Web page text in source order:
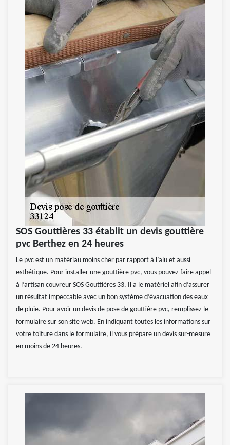
SOS Gouttières 33 établit un devis gouttière
pvc Berthez en 24 heures
Le pvc est un matériau moins cher par rapport à l’alu et aussi
esthétique. Pour installer une gouttière pvc, vous pouvez faire appel
à l’artisan couvreur SOS Gouttières 33. Il a le matériel afin d’assurer
un résultat impeccable avec un bon système d’évacuation des eaux
de pluie. Pour avoir un devis de pose de gouttière pvc, remplissez le
formulaire sur son site web. En indiquant toutes les informations sur
votre toiture dans le formulaire, il vous prépare un devis sur-mesure
en moins de 24 heures.